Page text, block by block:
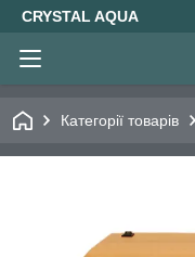
CRYSTAL AQUA
Категорії товарів